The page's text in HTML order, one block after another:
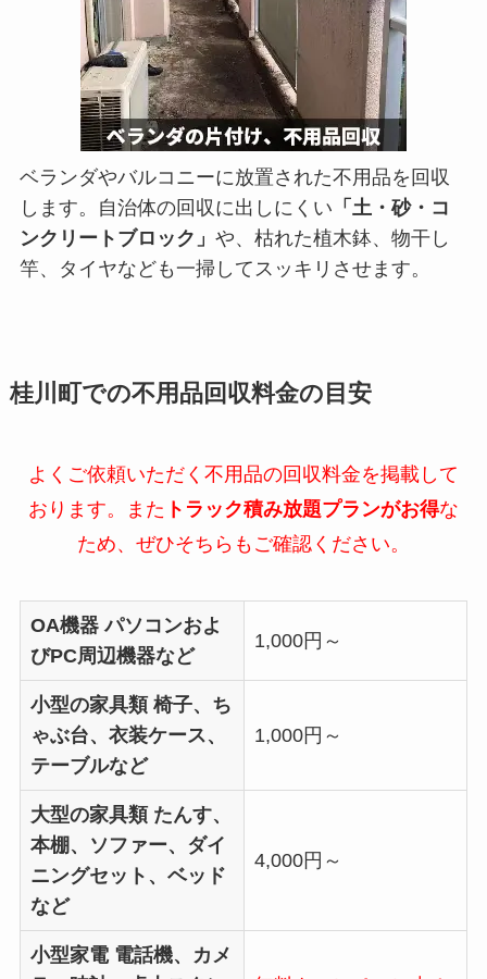
ベランダやバルコニーに放置された不用品を回収
します。自治体の回収に出しにくい 「土・砂・コ
ンクリートブロック」 や、枯れた植木鉢、物干し
竿、タイヤなども一掃してスッキリさせます。
桂川町での不用品回収料金の目安
よくご依頼いただく不用品の回収料金を掲載して
おります。また トラック積み放題プランがお得な
ため、ぜひそちらもご確認ください。
OA機器パソコンおよ
びPC周辺機器など
1,000円～
小型の家具類椅子、ち
ゃぶ台、衣装ケース、
テーブルなど
1,000円～
大型の家具類たんす、
本棚、ソファー、ダイ
ニングセット、ベッド
など
4,000円～
小型家電電話機、カメ